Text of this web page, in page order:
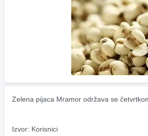
Zelena pijaca Mramor održava se
Izvor: Korisnici